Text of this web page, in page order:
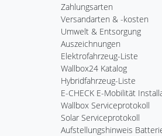
Zahlungsarten
Versandarten & -kosten
Umwelt & Entsorgung
Auszeichnungen
Elektrofahrzeug-Liste
Wallbox24 Katalog
Hybridfahrzeug-Liste
E-CHECK E-Mobilität
Wallbox Serviceprotokoll
Solar Serviceprotokoll
Aufstellungshinweis